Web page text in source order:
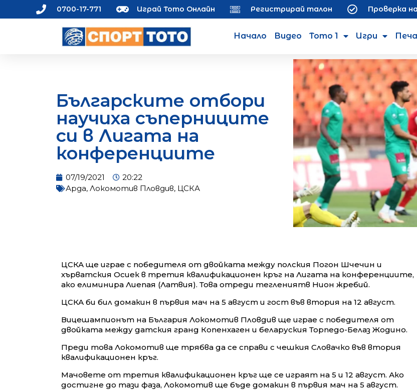
0700-17-771 Играй Тото Онлайн Регистрирай талон Проверка
Начало Видео Тото 1 Игри
Българските отбори
научиха съперниците
си в Лигата на
конференциите
07/19/2021
20:22
Арда, Локомотив Пловдив, ЦСКА
ЦСКА ще играе с победителя от двойката между полския Погон Шчечин и
хърватския Осиек в третия квалификационен кръг на Лигата на конференциите,
ако елиминира Лиепая (Латвия). Това отреди теглениятв Нион жребий.
ЦСКА би бил домакин в първия мач на 5 август и гост във втория на 12 август.
Вицешампионът на България Локомотив Пловдив ще играе с победителя от
двойката между датския гранд Копенхаген и беларуския Торпедо-Белаз Жодино.
Преди това Локомотив ще трябва да се справи с чешкия Словачко във втория
квалификационен кръг.
Мачовете от третия квалификационен кръг ще се играят на 5 и 12 август. Ако
достигне до тази фаза, Локомотив ще бъде домакин в първия мач на 5 август.